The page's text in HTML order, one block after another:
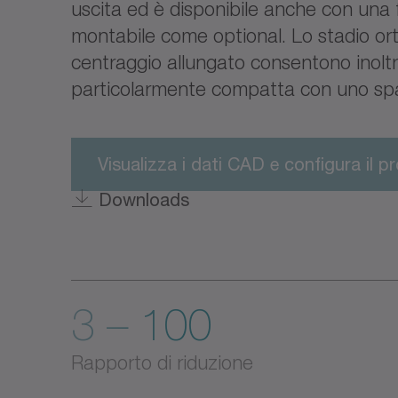
uscita ed è disponibile anche con
montabile come optional. Lo stadio
centraggio allungato consentono
particolarmente compatta con uno
Visualizza i dati CAD e configura il
Downloads
3 – 100
Rapporto di riduzione